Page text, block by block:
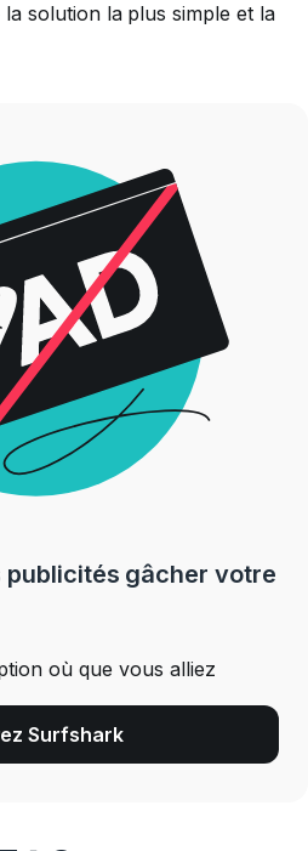
la solution la plus simple et la
publicités gâcher votre
où que vous alliez
Surfshark